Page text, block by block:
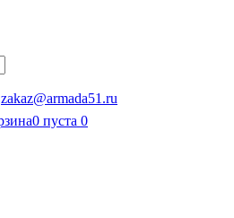
zakaz@armada51.ru
0 пуста 0